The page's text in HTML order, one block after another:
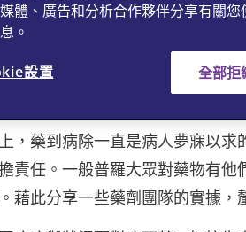
授
，藥到病除一直是病人夢寐以求
責任。一般普羅大眾對藥物有他
藉此分享一些藥劑團隊的實據，
媒體、廣告和分析合作夥伴分享有關
息。
設置 全部拒